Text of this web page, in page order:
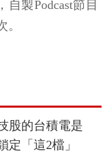
製Podcast節目
股的台積電是
定「這2檔」